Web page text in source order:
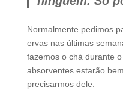
Normalmente pedimos
ervas nas últimas
fazemos o chá durante
absorventes estarão
precisarmos dele.